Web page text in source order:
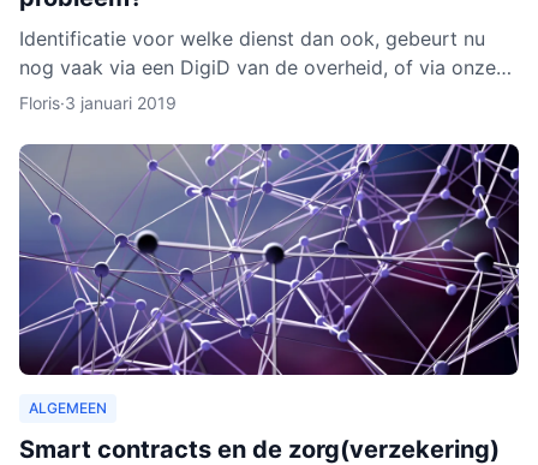
Identificatie voor welke dienst dan ook, gebeurt nu
nog vaak via een DigiD van de overheid, of via onze
identiteitskaart. In sommige gevallen moeten we zelfs
Floris·3 januari 2019
ALGEMEEN
Smart contracts en de zorg(verzekering)